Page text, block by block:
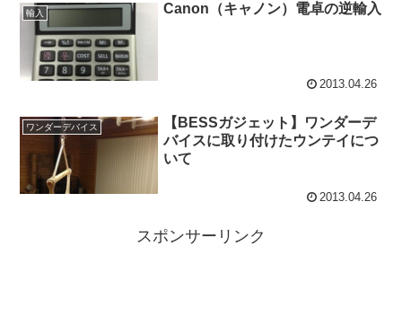
輸入 Canon（キャノン）電卓の逆輸入
2013.04.26
ワンダーデバイス
【BESSガジェット】ワンダーデ
バイスに取り付けたウンテイにつ
いて
2013.04.26
スポンサーリンク